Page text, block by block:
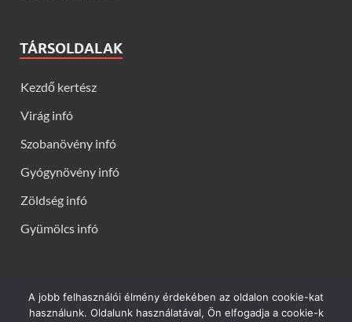
TÁRSOLDALAK
Kezdő kertész
Virág infó
Szobanövény infó
Gyógynövény infó
Zöldség infó
Gyümölcs infó
Kerti virágok - Virág infók: Virág, virágok, évelők, örökzöldek,
talajtakarók, balkon növények, szobanövények termesztése,
A jobb felhasználói élmény érdekében az oldalon cookie-kat
használunk. Oldalunk használatával, Ön elfogadja a cookie-k